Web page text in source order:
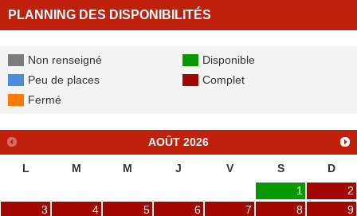
PLANNING DES DISPONIBILITÉS
Non renseigné
Disponible
Peu de places
Complet
Fermé
AOÛT 2026
L M M J V S
D
1
2
3
4 5 6 7 8
9